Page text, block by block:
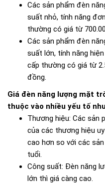
Các sản phẩm đèn
suất nhỏ, tính năng
thường có giá từ
Các sản phẩm đèn
suất lớn, tính năng
cấp thường có giá từ
đồng.
Giá đèn năng lượng mặt
thuộc vào nhiều yếu tố
Thương hiệu: Các sản
của các thương hiệu
cao hơn so với các
tuổi.
Công suất: Đèn năng
lớn thì giá càng cao.